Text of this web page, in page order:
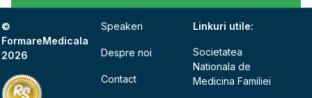
©
FormareMedicala
2026
Speakeri
Despre noi
Contact
Linkuri utile:
Societatea
Nationala de
Medicina Familiei